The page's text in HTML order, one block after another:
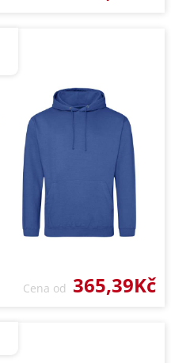
Cena od 365,39Kč